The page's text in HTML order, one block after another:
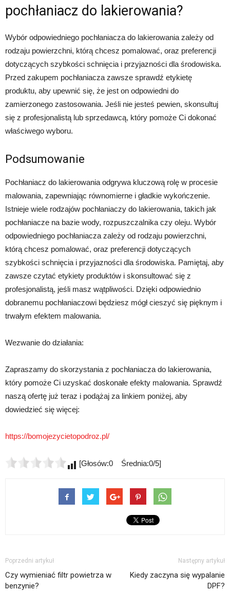
pochłaniacz do lakierowania?
Wybór odpowiedniego pochłaniacza do lakierowania zależy od
rodzaju powierzchni, którą chcesz pomalować, oraz preferencji
dotyczących szybkości schnięcia i przyjazności dla środowiska.
Przed zakupem pochłaniacza zawsze sprawdź etykietę
produktu, aby upewnić się, że jest on odpowiedni do
zamierzonego zastosowania. Jeśli nie jesteś pewien, skonsultuj
się z profesjonalistą lub sprzedawcą, który pomoże Ci dokonać
właściwego wyboru.
Podsumowanie
Pochłaniacz do lakierowania odgrywa kluczową rolę w procesie
malowania, zapewniając równomierne i gładkie wykończenie.
Istnieje wiele rodzajów pochłaniaczy do lakierowania, takich jak
pochłaniacze na bazie wody, rozpuszczalnika czy oleju. Wybór
odpowiedniego pochłaniacza zależy od rodzaju powierzchni,
którą chcesz pomalować, oraz preferencji dotyczących
szybkości schnięcia i przyjazności dla środowiska. Pamiętaj, aby
zawsze czytać etykiety produktów i skonsultować się z
profesjonalistą, jeśli masz wątpliwości. Dzięki odpowiednio
dobranemu pochłaniaczowi będziesz mógł cieszyć się pięknym i
trwałym efektem malowania.
Wezwanie do działania:
Zapraszamy do skorzystania z pochłaniacza do lakierowania,
który pomoże Ci uzyskać doskonałe efekty malowania. Sprawdź
naszą ofertę już teraz i podążaj za linkiem poniżej, aby
dowiedzieć się więcej:
https://bomojezycietopodroz.pl/
[Głosów:0 Średnia:0/5]
Poprzedni artykuł
Czy wymieniać filtr powietrza w
benzynie?
Następny artykuł
Kiedy zaczyna się wypalanie
DPF?